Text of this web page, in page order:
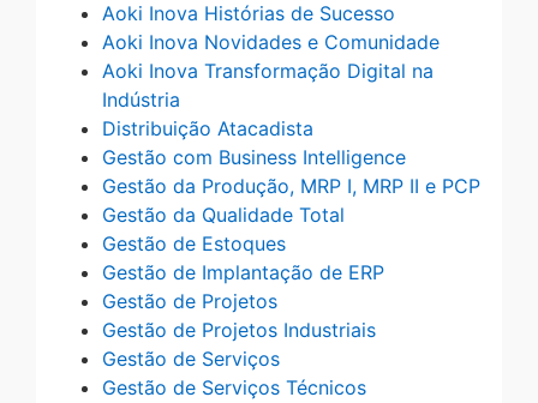
Aoki Inova Histórias de Sucesso
Aoki Inova Novidades e Comunidade
Aoki Inova Transformação Digital na
Indústria
Distribuição Atacadista
Gestão com Business Intelligence
Gestão da Produção, MRP I, MRP II e PCP
Gestão da Qualidade Total
Gestão de Estoques
Gestão de Implantação de ERP
Gestão de Projetos
Gestão de Projetos Industriais
Gestão de Serviços
Gestão de Serviços Técnicos